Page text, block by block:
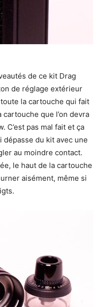
de ce kit Drag
de réglage extérieur
toute la cartouche qui fait
cartouche que l’on devra
C’est pas mal fait et ça
dépasse du kit avec une
au moindre contact.
le haut de la cartouche
aisément, même si